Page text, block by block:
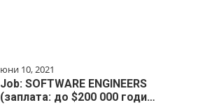
юни 10, 2021
Job: SOFTWARE ENGINEERS
(заплата: до $200 000 годи…